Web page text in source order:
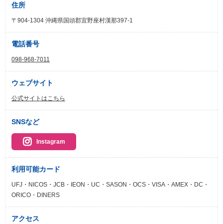
住所
〒904-1304 沖縄県国頭郡宜野座村漢那397-1
電話番号
098-968-7011
ウェブサイト
公式サイトはこちら
SNSなど
Instagram
利用可能カード
UFJ・NICOS・JCB・IEON・UC・SASON・OCS・VISA・AMEX・DC・
ORICO・DINERS
アクセス